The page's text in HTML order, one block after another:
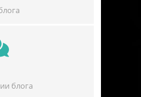
блога